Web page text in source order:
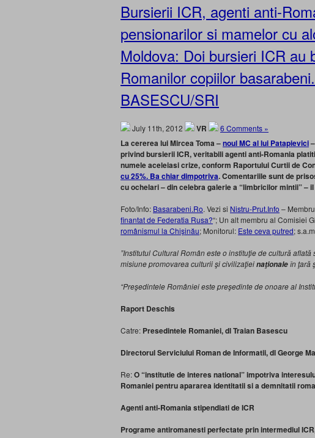
Bursierii ICR, agenti anti-
pensionarilor si mamelor cu
Moldova: Doi bursieri ICR au
Romanilor copiilor
BASESCU/SRI
July 11th, 2012 VR 6 Comments »
La cererea lui Mircea Toma –noul MC al lui Patapievici
privind bursierii ICR, veritabili agenti anti-Romania
numele aceleiasi crize, conform Raportului Curtii de
cu 25%. Ba chiar dimpotriva. Comentariile sunt de
cu ochelari – din celebra galerie a “limbricilor mintii” –
Foto/Info: Basarabeni.Ro. Vezi si Nistru-Prut.Info –
finantat de Federatia Rusa?“; Un alt membru al Comisiei
românismul la Chişinău; Monitorul: Este ceva putred;
”Institutul Cultural Român este o instituţie de cultură
misiune promovarea culturii şi civilizaţieinaţionaleîn ţară
“Preşedintele României este preşedinte de onoare al
Raport Deschis
Catre: Presedintele Romaniei, dl Traian Basescu
Directorul Serviciului Roman de Informatii, dl George
Re:O “institutie de interes national” impotriva
Romaniei pentru apararea identitatii si a demnitatii
Agenti anti-Romania stipendiati de ICR
Programe antiromanesti perfectate prin intermediul